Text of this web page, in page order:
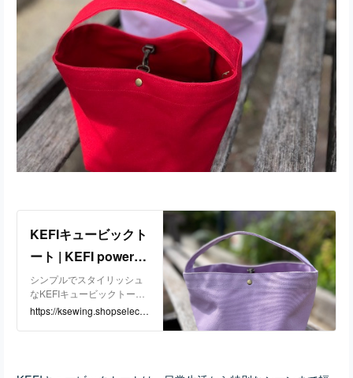
KEFIキュービックト
ート | KEFI powered
by BASE
シンプルでスタイリッシュ
なKEFIキュービックトート
は、日常生活から特別なシ
ーンまで幅広く使える優れ
ものです。7色のバリエーシ
https://ksewing.shopselect.n